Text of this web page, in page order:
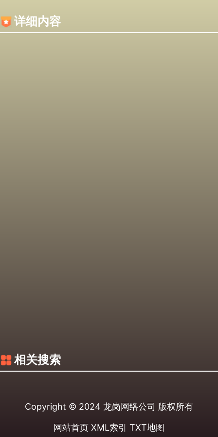
详细内容
相关搜索
Copyright © 2024 龙岗网络公司 版权所有
网站首页 XML索引 TXT地图